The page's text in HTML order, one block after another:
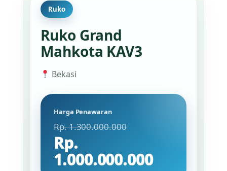
Ruko
Ruko Grand
Mahkota KAV3
Bekasi
Harga Penawaran
Rp. 1.300.000.000
Rp.
1.000.000.000